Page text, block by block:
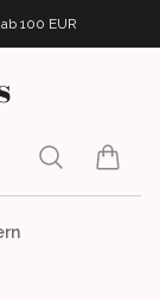
ab 100 EUR
Search
items